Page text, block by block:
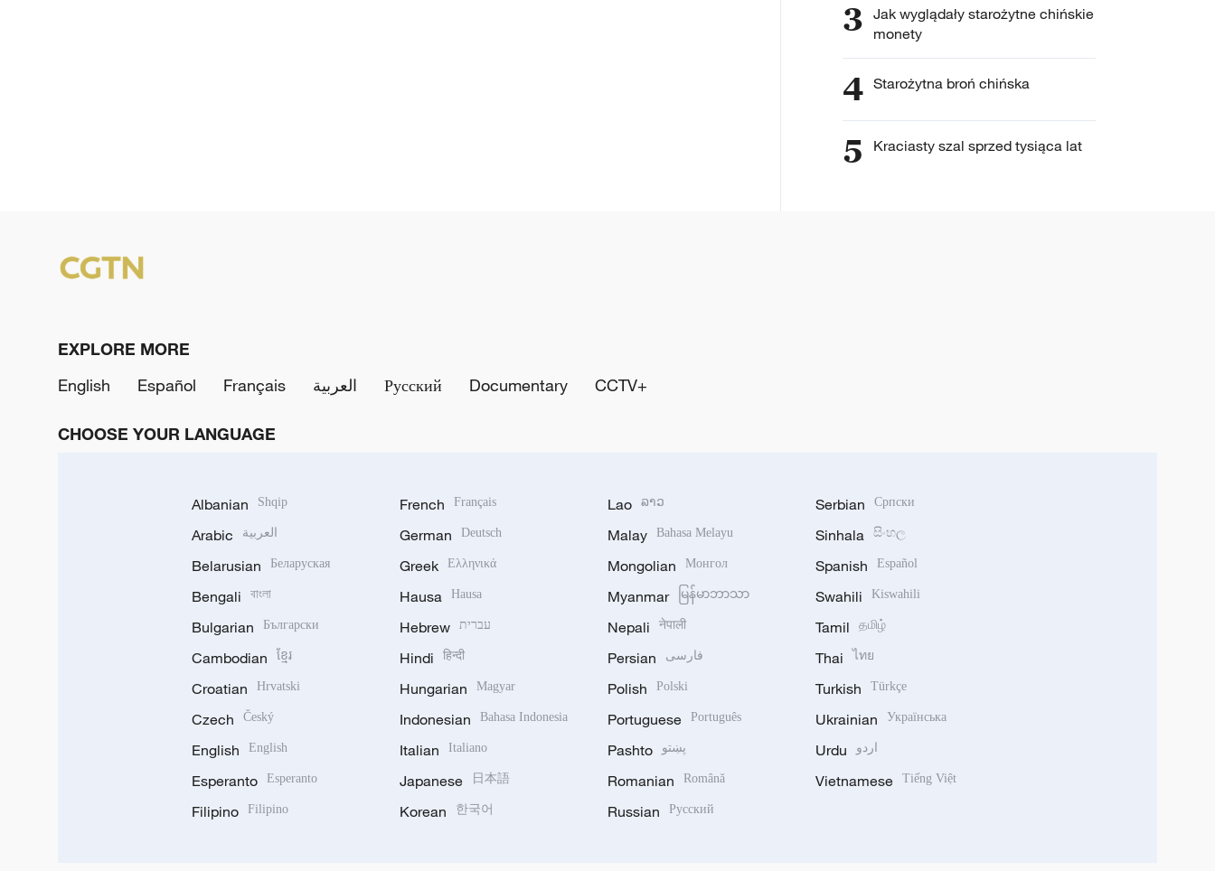
3 Jak wyglądały starożytne chińskie
monety
4 Starożytna broń chińska
5 Kraciasty szal sprzed tysiąca lat
EXPLORE MORE
English
Español Français العربية Русский Documentary CCTV+
CHOOSE YOUR LANGUAGE
Albanian Shqip
Arabic العربية
Belarusian Беларуская
Bengali বাংলা
Bulgarian Български
Cambodian ខ្មែរ
Croatian Hrvatski
Czech Český
English English
Esperanto Esperanto
Filipino Filipino
French Français
German Deutsch
Greek Ελληνικά
Hausa Hausa
Hebrew עברית
Hindi हिन्दी
Hungarian Magyar
Indonesian Bahasa Indonesia
Italian Italiano
Japanese 日本語
Korean 한국어
Lao ລາວ
Malay Bahasa Melayu
Mongolian Монгол
Myanmar မြန်မာဘာသာ
Nepali नेपाली
Persian فارسی
Polish Polski
Portuguese Português
Pashto پښتو
Romanian Română
Russian Русский
Serbian Српски
Sinhala සිංහල
Spanish Español
Swahili Kiswahili
Tamil தமிழ்
Thai ไทย
Turkish Türkçe
Ukrainian Українська
Urdu اردو
Vietnamese Tiếng Việt